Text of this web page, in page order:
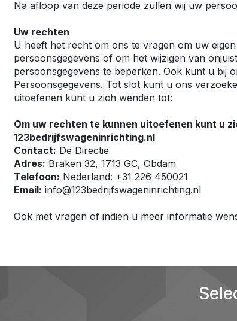
Na afloop van deze periode zullen wij uw
Uw rechten
U heeft het recht om ons te vragen om uw
persoonsgegevens of om het wijzigen van
persoonsgegevens te beperken. Ook kunt u bij
Persoonsgegevens. Tot slot kunt u ons
uitoefenen kunt u zich wenden tot:
Om uw rechten te kunnen uitoefenen kunt u
123bedrijfswageninrichting.nl
Contact: De Directie
Adres: Braken 32, 1713 GC, Obdam
Telefoon: Nederland: +31 226 450021
Email: info@123bedrijfswageninrichting.nl
Ook met vragen of indien u meer informatie